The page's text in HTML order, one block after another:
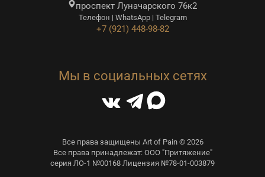
проспект Луначарского 76к2
Телефон | WhatsApp | Telegram
+7 (921) 448-98-82
Мы в социальных сетях
Все права защищены Art of Pain © 2026
Все права принадлежат: ООО "Притяжение"
серия ЛО-1 №00168 Лицензия №78-01-003879